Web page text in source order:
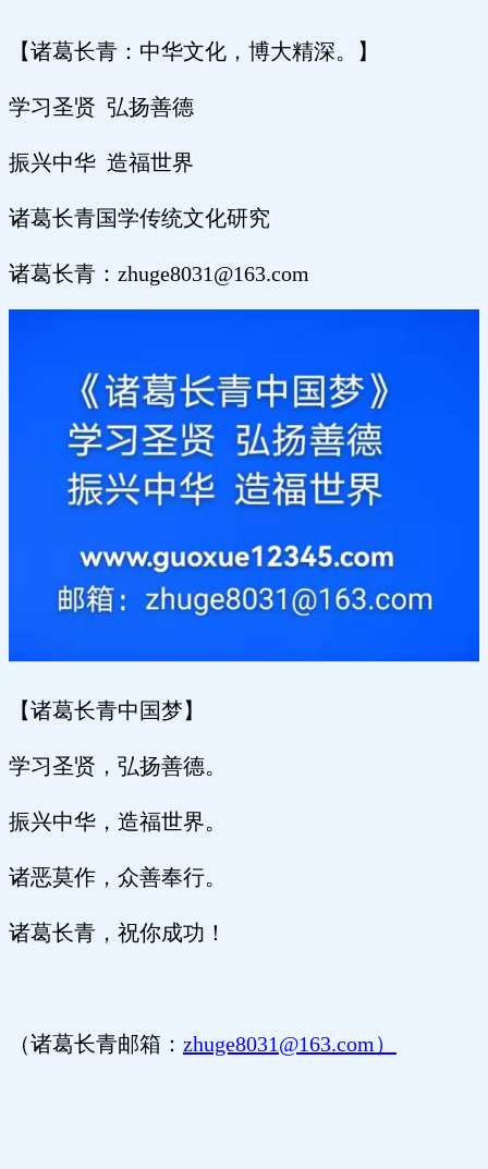
【诸葛长青：中华文化，博大精深。】
学习圣贤 弘扬善德
振兴中华 造福世界
诸葛长青国学传统文化研究
诸葛长青：zhuge8031@163.com
【诸葛长青中国梦】
学习圣贤，弘扬善德。
振兴中华，造福世界。
诸恶莫作，众善奉行。
诸葛长青，祝你成功！
（诸葛长青邮箱： zhuge8031@163.com）